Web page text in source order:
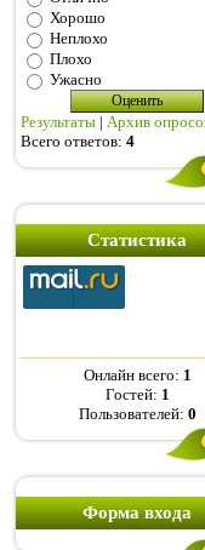
Хорошо
Неплохо
Плохо
Ужасно
Результаты | Архив
Всего ответов: 4
Статистика
Онлайн всего: 1
Гостей: 1
Пользователей: 0
Форма входа